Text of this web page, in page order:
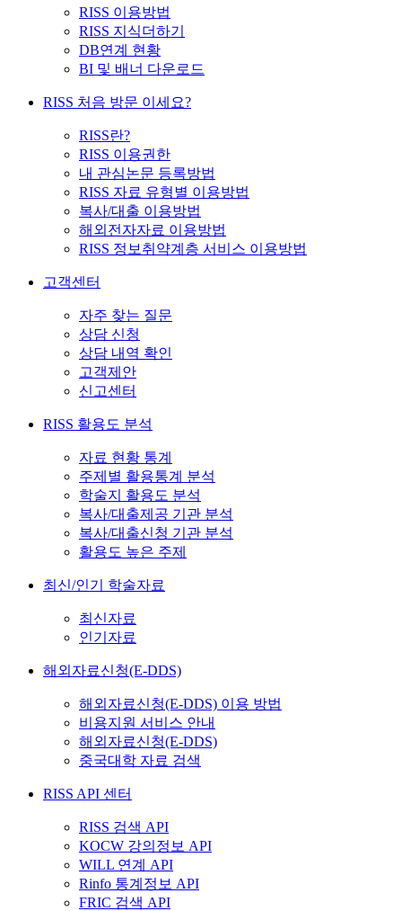
RISS 이용방법
RISS 지식더하기
DB연계 현황
BI 및 배너 다운로드
RISS 처음 방문 이세요?
RISS란?
RISS 이용권한
내 관심논문 등록방법
RISS 자료 유형별 이용방법
복사/대출 이용방법
해외전자자료 이용방법
RISS 정보취약계층 서비스 이용방법
고객센터
자주 찾는 질문
상담 신청
상담 내역 확인
고객제안
신고센터
RISS 활용도 분석
자료 현황 통계
주제별 활용통계 분석
학술지 활용도 분석
복사/대출제공 기관 분석
복사/대출신청 기관 분석
활용도 높은 주제
최신/인기 학술자료
최신자료
인기자료
해외자료신청(E-DDS)
해외자료신청(E-DDS) 이용 방법
비용지원 서비스 안내
해외자료신청(E-DDS)
중국대학 자료 검색
RISS API 센터
RISS 검색 API
KOCW 강의정보 API
WILL 연계 API
Rinfo 통계정보 API
FRIC 검색 API